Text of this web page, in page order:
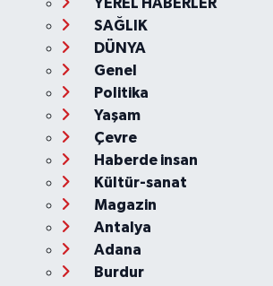
YEREL HABERLER
SAĞLIK
DÜNYA
Genel
Politika
Yaşam
Çevre
Haberde insan
Kültür-sanat
Magazin
Antalya
Adana
Burdur